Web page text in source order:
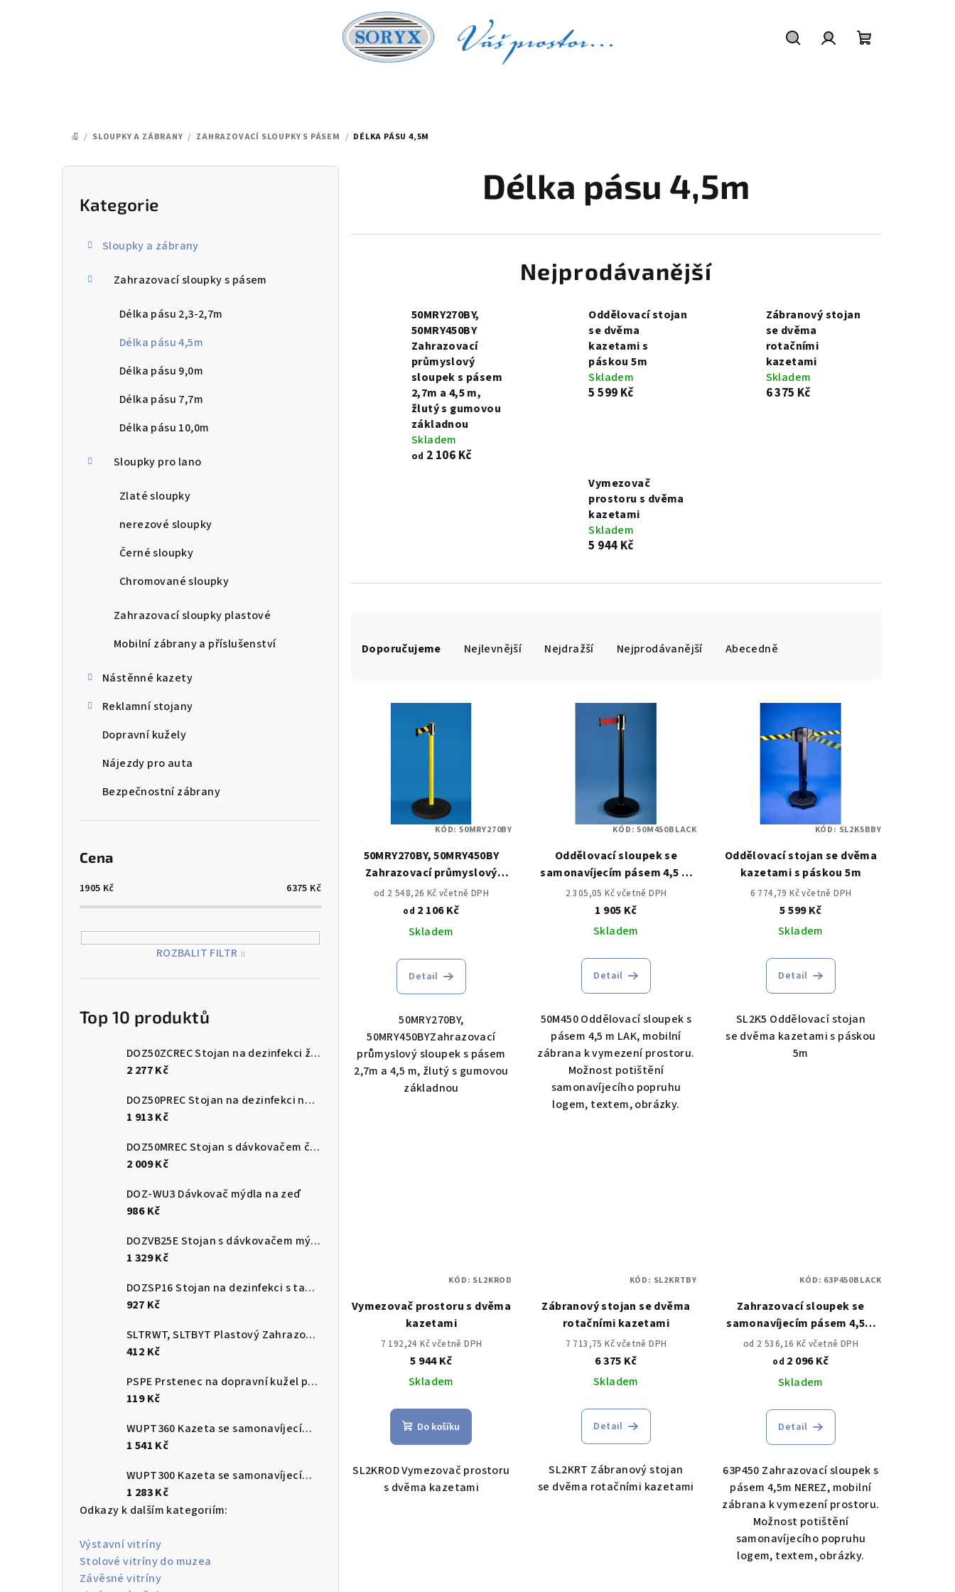
DOMŮ
/ SLOUPKY A ZÁBRANY / ZAHRAZOVACÍ SLOUPKY S PÁSEM / DÉLKA PÁSU 4,5M
P
Přeskočit
kategorie
Kategorie
Sloupky a zábrany
Zahrazovací sloupky s pásem
Délka pásu 2,3-2,7m
Délka pásu 4,5m
Délka pásu 9,0m
Délka pásu 7,7m
Délka pásu 10,0m
Sloupky pro lano
Zlaté sloupky
nerezové sloupky
Černé sloupky
Chromované sloupky
Zahrazovací sloupky plastové
Mobilní zábrany a příslušenství
Nástěnné kazety
Reklamní stojany
Dopravní kužely
Nájezdy pro auta
Bezpečnostní zábrany
Cena
1905 Kč 6375 Kč
ROZBALIT FILTR
Top 10 produktů
DOZ50ZCREC Stojan na dezinfekci žlutočerný
2 277 Kč
DOZ50PREC Stojan na dezinfekci nerez leštěný
1 913 Kč
DOZ50MREC Stojan s dávkovačem černý
2 009 Kč
DOZ-WU3 Dávkovač mýdla na zeď
986 Kč
DOZVB25E Stojan s dávkovačem mýdla
1 329 Kč
DOZSP16 Stojan na dezinfekci s tabulkou na instrukci
927 Kč
SLTRWT, SLTBYT Plastový Zahrazovací sloupek červenobílý a černožlutý s plnitelnou základnou
412 Kč
PSPE Prstenec na dopravní kužel pro upevnění plastového řetězu
119 Kč
WUPT360 Kazeta se samonavíjecím pásem 3,6m s brzdou a protikusem
1 541 Kč
WUPT300 Kazeta se samonavíjecím pásem 3 m s brzdou a protikusem
1 283 Kč
Odkazy k dalším kategoriím:
Výstavní vitríny
Stolové vitríny do muzea
Závěsné vitríny
Délka pásu 4,5m
Nejprodávanější
50MRY270BY,
50MRY450BY
Zahrazovací
průmyslový
sloupek s pásem
2,7m a 4,5 m,
žlutý s gumovou
základnou
Skladem
od 2 106 Kč
Oddělovací stojan
se dvěma
kazetami s
páskou 5m
Skladem
5 599 Kč
Zábranový stojan
se dvěma
rotačními
kazetami
Skladem
6 375 Kč
Vymezovač
prostoru s dvěma
kazetami
Skladem
5 944 Kč
aDoporučujeme Nejlevnější Nejdražší Nejprodávanější Abecedně
50MRY270BY, 50MRY450BY
Zahrazovací průmyslový
sloupek s pásem 2,7m a 4,5
m, žlutý s gumovou
základnou
od 2 548,26 Kč včetně DPH
od 2 106 Kč
Skladem
Detail
50MRY270BY,
50MRY450BYZahrazovací
průmyslový sloupek s pásem
2,7m a 4,5 m, žlutý s gumovou
základnou
KÓD: 50MRY270BY
Oddělovací sloupek se
samonavíjecím pásem 4,5 m
LAK
2 305,05 Kč včetně DPH
1 905 Kč
Skladem
Detail
50M450 Oddělovací sloupek s
pásem 4,5 m LAK, mobilní
zábrana k vymezení prostoru.
Možnost potištění
samonavíjecího popruhu
logem, textem, obrázky.
KÓD:50M450BLACK
Oddělovací stojan se dvěma
kazetami s páskou 5m
6 774,79 Kč včetně DPH
5 599 Kč
Skladem
Detail
SL2K5 Oddělovací stojan
se dvěma kazetami s páskou
5m
KÓD: SL2K5BBY
Vymezovač prostoru s dvěma
kazetami
7 192,24 Kč včetně DPH
5 944 Kč
Skladem
Do košíku
SL2KROD Vymezovač prostoru
s dvěma kazetami
KÓD: SL2KROD
Zábranový stojan se dvěma
rotačními kazetami
7 713,75 Kč včetně DPH
6 375 Kč
Skladem
Detail
SL2KRT Zábranový stojan
se dvěma rotačními kazetami
KÓD: SL2KRTBY
Zahrazovací sloupek se
samonavíjecím pásem 4,5m
NEREZ
od 2 536,16 Kč včetně DPH
od 2 096 Kč
Skladem
Detail
63P450 Zahrazovací sloupek s
pásem 4,5m NEREZ, mobilní
zábrana k vymezení prostoru.
Možnost potištění
samonavíjecího popruhu
logem, textem, obrázky.
KÓD: 63P450BLACK